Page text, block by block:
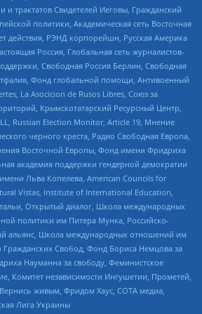
трактатов Свидетелей Иеговы, Гражданский
политики, Академическая сеть Восточная
действия, РЭНД корпорейшн, Русская Америка
Россия, Глобальная сеть журналистов-
Свободная Россия Берлин, Свободная
Фонд глобальной помощи, Антивоенный
La Asocicion de Rusos Libres, Союз за
Крымскотатарский Ресурсный Центр,
Russian Election Monitor, Article 19, Мнение
черного креста, Радио Свободная Европа,
Восточной Европы, Фонд имени Фридриха
академия поддержки гендерной демократии
Льва Копелева, American Councils for
Vistas, Institute of International Education,
Открытый диалог, Школа международных
политики им Питера Мунка, Российско-
альянс, Школа международных отношений им
Свобод, Фонд Бориса Немцова за
Науманна за свободу, Феминистское
Комитет независимости Ингушетии, Прометей,
живым, Фридом Хаус, СОТА медиа,
Лига Украины